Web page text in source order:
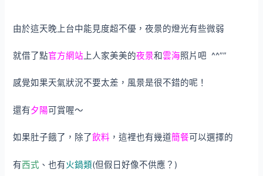
由於這天晚上台中能見度超不優，夜景的燈光有些微弱
就借了點官方網站 上人家美美的夜景和雲海照片吧 ^^””
感覺如果天氣狀況不要太差，風景是很不錯的呢！
還有夕陽可賞喔～
如果肚子餓了，除了飲料 ，這裡也有幾道簡餐可以選擇的
有西式 、也有火鍋類(但假日好像不供應？)